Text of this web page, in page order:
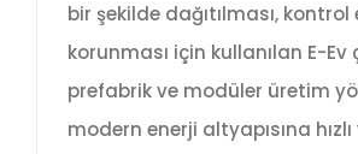
bir şekilde dağıtılması,
korunması için kullanılan E-Ev
prefabrik ve modüler üretim
modern enerji altyapısına